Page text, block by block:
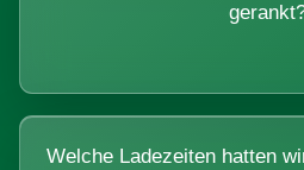
Welche Ladezeiten hatten